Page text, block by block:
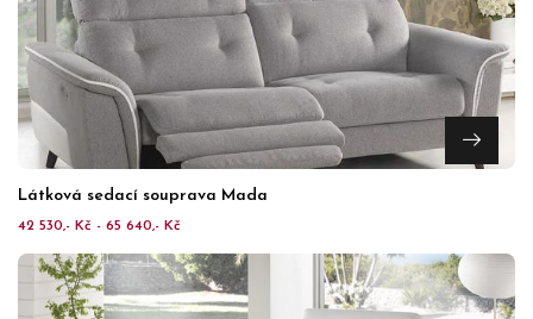
Látková sedací souprava Mada
42 530,- Kč - 65 640,- Kč